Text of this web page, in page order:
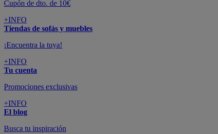
Cupón de dto. de 10€
+INFO
Tiendas de sofás y muebles
¡Encuentra la tuya!
+INFO
Tu cuenta
Promociones exclusivas
+INFO
El blog
Busca tu inspiración